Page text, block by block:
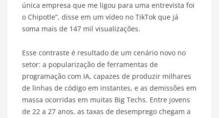
única empresa que me ligou para uma entrevista foi
o Chipotle”, disse em um vídeo no TikTok que já
soma mais de 147 mil visualizações.
Esse contraste é resultado de um cenário novo no
setor: a popularização de ferramentas de
programação com IA, capazes de produzir milhares
de linhas de código em instantes, e as demissões em
massa ocorridas em muitas Big Techs. Entre jovens
de 22 a 27 anos, as taxas de desemprego chegam a